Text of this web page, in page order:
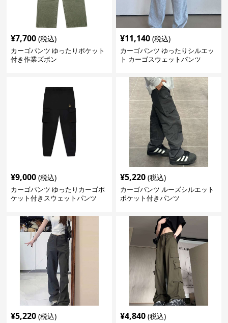
¥7,700 (税込)
カーゴパンツ ゆったりポケット
付き作業ズボン
¥11,140 (税込)
カーゴパンツ ゆったりシルエッ
ト カーゴスウェットパンツ
¥9,000 (税込)
カーゴパンツ ゆったりカーゴポ
ケット付きスウェットパンツ
¥5,220 (税込)
カーゴパンツ ルーズシルエット
ポケット付きパンツ
¥5,220 (税込) ¥4,840 (税込)